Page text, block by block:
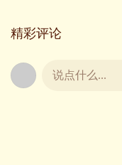
精彩评论
说点什么...